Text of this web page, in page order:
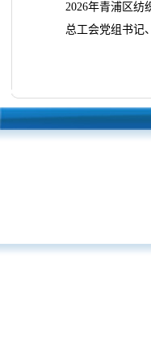
2026年青浦区纺
总工会党组书记